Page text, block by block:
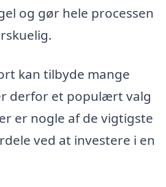
og gør hele processen
kan tilbyde mange
derfor et populært valg
er nogle af de vigtigste
ved at investere i en